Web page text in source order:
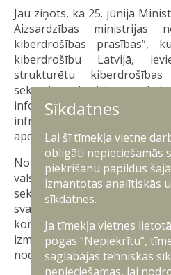
Jau ziņots, ka 25. jūnijā
Aizsardzības ministrijas
kiberdrošības prasības”,
kiberdrošību Latvijā,
strukturētu
sekmējot būtisko
informācijas un
infrastruktūras
apdraudējumiem,
Noteikumi nosaka
valsts, pašvaldību un
sektora subjektiem, kuri
svarīgus pakalpojumus,
komunikācijas
izmanto publiskos
nodrošina valsts informācijas
Sīkdatnes
Lai šī tīmekļa vietne
obligāti nepieciešamās
piekrišanu papildus
izmantotas analītiskās
sīkdatnes.
Ja tīmekļa vietnes
pogas “Nepiekrītu”,
saglabājas tehniskās
nepieciešamas, lai